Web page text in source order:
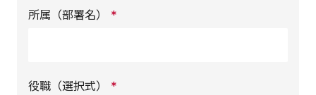
所属（部署名） *
役職（選択式） *